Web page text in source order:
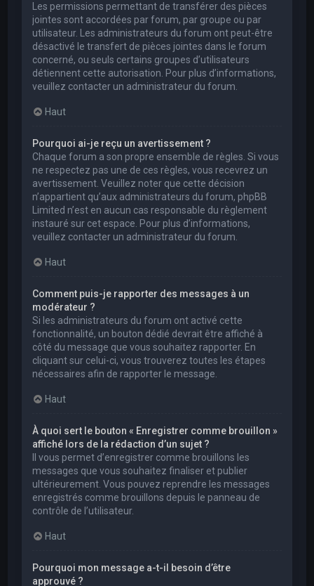
Les permissions permettant de transférer des pièces
jointes sont accordées par forum, par groupe ou par
utilisateur. Les administrateurs du forum ont peut-être
désactivé le transfert de pièces jointes dans le forum
concerné, ou seuls certains groupes d’utilisateurs
détiennent cette autorisation. Pour plus d’informations,
veuillez contacter un administrateur du forum.
Haut
Pourquoi ai-je reçu un avertissement ?
Chaque forum a son propre ensemble de règles. Si vous
ne respectez pas une de ces règles, vous recevrez un
avertissement. Veuillez noter que cette décision
n’appartient qu’aux administrateurs du forum, phpBB
Limited n’est en aucun cas responsable du règlement
instauré sur cet espace. Pour plus d’informations,
veuillez contacter un administrateur du forum.
Haut
Comment puis-je rapporter des messages à un
modérateur ?
Si les administrateurs du forum ont activé cette
fonctionnalité, un bouton dédié devrait être affiché à
côté du message que vous souhaitez rapporter. En
cliquant sur celui-ci, vous trouverez toutes les étapes
nécessaires afin de rapporter le message.
Haut
À quoi sert le bouton « Enregistrer comme brouillon »
affiché lors de la rédaction d’un sujet ?
Il vous permet d’enregistrer comme brouillons les
messages que vous souhaitez finaliser et publier
ultérieurement. Vous pouvez reprendre les messages
enregistrés comme brouillons depuis le panneau de
contrôle de l’utilisateur.
Haut
Pourquoi mon message a-t-il besoin d’être
approuvé ?